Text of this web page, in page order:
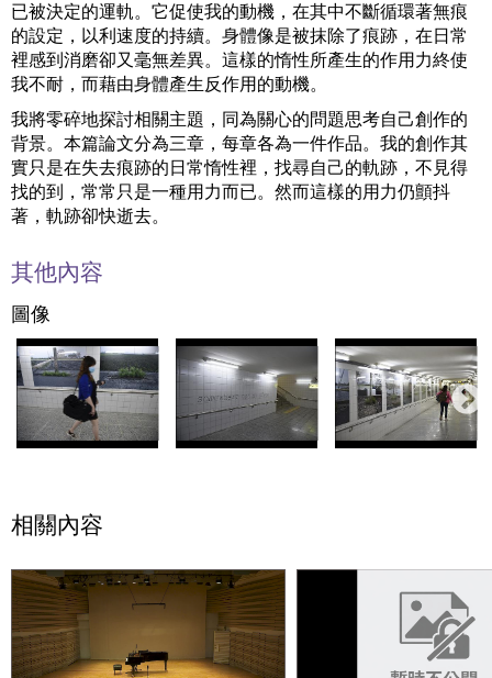
已被決定的運軌。它促使我的動機，在其中不斷循環著無痕
的設定，以利速度的持續。身體像是被抹除了痕跡，在日常
裡感到消磨卻又毫無差異。這樣的惰性所產生的作用力終使
我不耐，而藉由身體產生反作用的動機。
我將零碎地探討相關主題，同為關心的問題思考自己創作的
背景。本篇論文分為三章，每章各為一件作品。我的創作其
實只是在失去痕跡的日常惰性裡，找尋自己的軌跡，不見得
找的到，常常只是一種用力而已。然而這樣的用力仍顫抖
著，軌跡卻快逝去。
其他內容
圖像
相關內容